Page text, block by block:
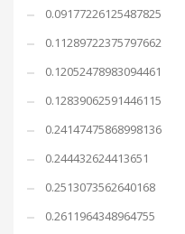
0.09177226125487825
0.11289722375797662
0.12052478983094461
0.12839062591446115
0.24147475868998136
0.244432624413651
0.2513073562640168
0.2611964348964755